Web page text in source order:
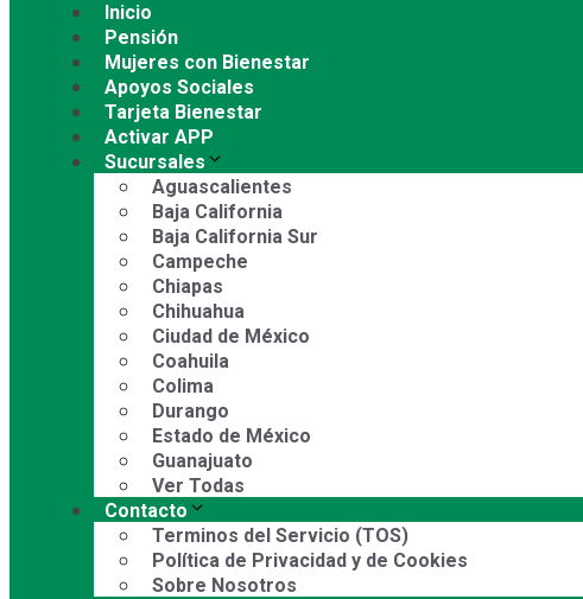
Inicio
Pensión
Mujeres con Bienestar
Apoyos Sociales
Tarjeta Bienestar
Activar APP
Sucursales
Aguascalientes
Baja California
Baja California Sur
Campeche
Chiapas
Chihuahua
Ciudad de México
Coahuila
Colima
Durango
Estado de México
Guanajuato
Ver Todas
Contacto
Terminos del Servicio (TOS)
Política de Privacidad y de Cookies
Sobre Nosotros